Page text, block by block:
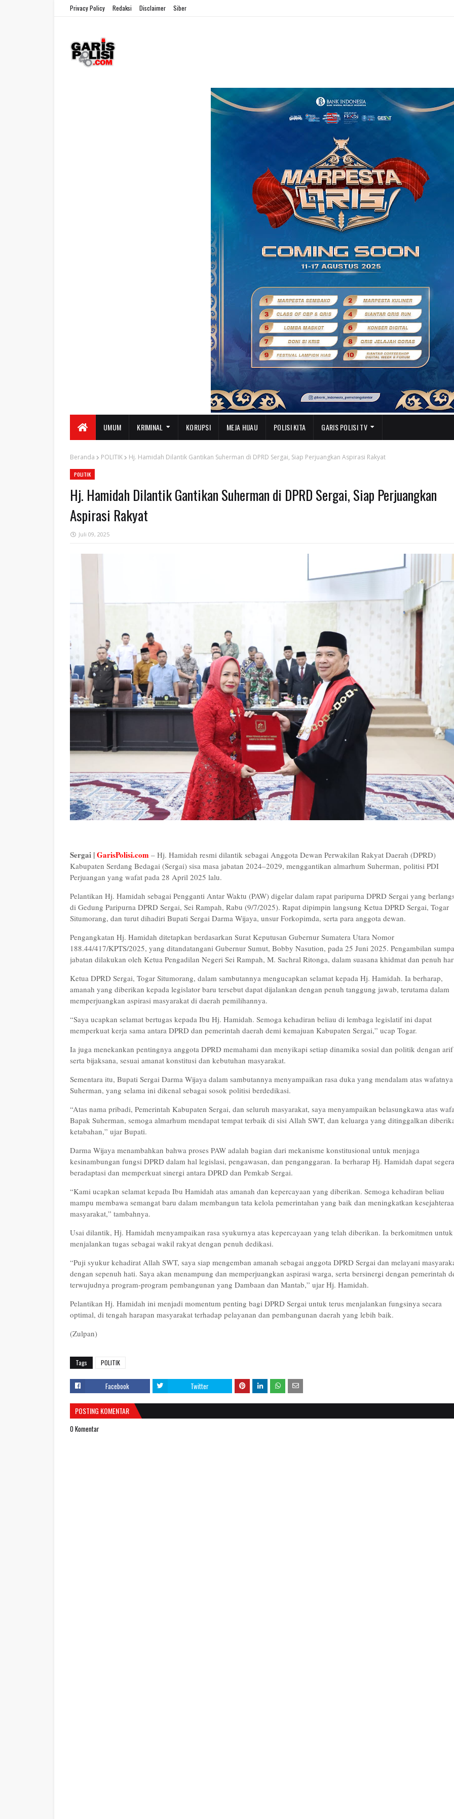
Privacy Policy Redaksi Disclaimer Siber
UMUM KRIMINAL KORUPSI MEJA HIJAU POLISI KITA GARIS POLISI TV
Beranda POLITIK Hj. Hamidah Dilantik Gantikan Suherman di DPRD Sergai, Siap Perjuangkan Aspirasi Rakyat
POLITIK
Hj. Hamidah Dilantik Gantikan Suherman di DPRD Sergai, Siap Perjuangkan
Aspirasi Rakyat
Juli 09, 2025
Sergai |GarisPolisi.com – Hj. Hamidah resmi dilantik sebagai Anggota Dewan Perwakilan Rakyat Daerah (DPRD)
Kabupaten Serdang Bedagai (Sergai) sisa masa jabatan 2024–2029, menggantikan almarhum Suherman, politisi PDI
Perjuangan yang wafat pada 28 April 2025 lalu.
Pelantikan Hj. Hamidah sebagai Pengganti Antar Waktu (PAW) digelar dalam rapat paripurna DPRD Sergai yang
di Gedung Paripurna DPRD Sergai, Sei Rampah, Rabu (9/7/2025). Rapat dipimpin langsung Ketua DPRD Sergai, Togar
Situmorang, dan turut dihadiri Bupati Sergai Darma Wijaya, unsur Forkopimda, serta para anggota dewan.
Pengangkatan Hj. Hamidah ditetapkan berdasarkan Surat Keputusan Gubernur Sumatera Utara Nomor
188.44/417/KPTS/2025, yang ditandatangani Gubernur Sumut, Bobby Nasution, pada 25 Juni 2025. Pengambilan
jabatan dilakukan oleh Ketua Pengadilan Negeri Sei Rampah, M. Sachral Ritonga, dalam suasana khidmat dan penuh
Ketua DPRD Sergai, Togar Situmorang, dalam sambutannya mengucapkan selamat kepada Hj. Hamidah. Ia berharap,
amanah yang diberikan kepada legislator baru tersebut dapat dijalankan dengan penuh tanggung jawab, terutama dalam
memperjuangkan aspirasi masyarakat di daerah pemilihannya.
“Saya ucapkan selamat bertugas kepada Ibu Hj. Hamidah. Semoga kehadiran beliau di lembaga legislatif ini dapat
memperkuat kerja sama antara DPRD dan pemerintah daerah demi kemajuan Kabupaten Sergai,” ucap Togar.
Ia juga menekankan pentingnya anggota DPRD memahami dan menyikapi setiap dinamika sosial dan politik dengan arif
serta bijaksana, sesuai amanat konstitusi dan kebutuhan masyarakat.
Sementara itu, Bupati Sergai Darma Wijaya dalam sambutannya menyampaikan rasa duka yang mendalam atas wafatnya
Suherman, yang selama ini dikenal sebagai sosok politisi berdedikasi.
“Atas nama pribadi, Pemerintah Kabupaten Sergai, dan seluruh masyarakat, saya menyampaikan belasungkawa atas
Bapak Suherman, semoga almarhum mendapat tempat terbaik di sisi Allah SWT, dan keluarga yang ditinggalkan
ketabahan,” ujar Bupati.
Darma Wijaya menambahkan bahwa proses PAW adalah bagian dari mekanisme konstitusional untuk menjaga
kesinambungan fungsi DPRD dalam hal legislasi, pengawasan, dan penganggaran. Ia berharap Hj. Hamidah dapat segera
beradaptasi dan memperkuat sinergi antara DPRD dan Pemkab Sergai.
“Kami ucapkan selamat kepada Ibu Hamidah atas amanah dan kepercayaan yang diberikan. Semoga kehadiran beliau
mampu membawa semangat baru dalam membangun tata kelola pemerintahan yang baik dan meningkatkan
masyarakat,” tambahnya.
Usai dilantik, Hj. Hamidah menyampaikan rasa syukurnya atas kepercayaan yang telah diberikan. Ia berkomitmen untuk
menjalankan tugas sebagai wakil rakyat dengan penuh dedikasi.
“Puji syukur kehadirat Allah SWT, saya siap mengemban amanah sebagai anggota DPRD Sergai dan melayani
dengan sepenuh hati. Saya akan menampung dan memperjuangkan aspirasi warga, serta bersinergi dengan pemerintah
terwujudnya program-program pembangunan yang Dambaan dan Mantab,” ujar Hj. Hamidah.
Pelantikan Hj. Hamidah ini menjadi momentum penting bagi DPRD Sergai untuk terus menjalankan fungsinya secara
optimal, di tengah harapan masyarakat terhadap pelayanan dan pembangunan daerah yang lebih baik.
(Zulpan)
Tags POLITIK
Facebook Twitter
POSTING KOMENTAR
0 Komentar